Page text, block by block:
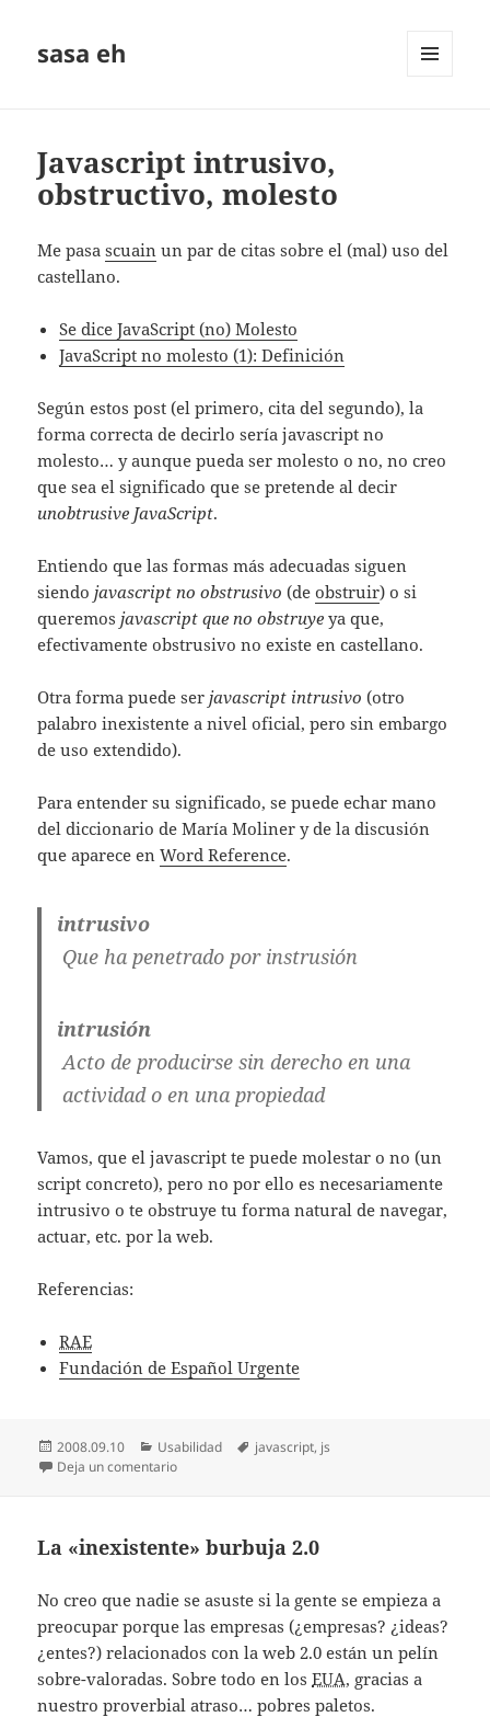
sasa eh
Javascript intrusivo,
obstructivo, molesto
Me pasascuain un par de citas sobre el (mal) uso del
castellano.
Se dice JavaScript (no) Molesto
JavaScript no molesto (1): Definición
Según estos post (el primero, cita del segundo), la
forma correcta de decirlo serí­a javascript no
molesto… y aunque pueda ser molesto o no, no creo
que sea el significado que se pretende al decir
unobtrusive JavaScript.
Entiendo que las formas más adecuadas siguen
siendojavascript no obstrusivo (deobstruir) o si
queremosjavascript que no obstruye ya que,
efectivamente obstrusivo no existe en castellano.
Otra forma puede serjavascript intrusivo (otro
palabro inexistente a nivel oficial, pero sin embargo
de uso extendido).
Para entender su significado, se puede echar mano
del diccionario de Marí­a Moliner y de la discusión
que aparece enWord Reference.
intrusivo
Que ha penetrado por instrusión
intrusión
Acto de producirse sin derecho en una
actividad o en una propiedad
Vamos, que el javascript te puede molestar o no (un
script concreto), pero no por ello es necesariamente
intrusivo o te obstruye tu forma natural de navegar,
actuar, etc. por la web.
Referencias:
RAE
Fundación de Español Urgente
Publicado
el
2008.09.10 Categorías
Usabilidad Etiquetas
javascript, js
Deja un comentarioen Javascript intrusivo, obstructivo, molesto
La «inexistente» burbuja 2.0
No creo que nadie se asuste si la gente se empieza a
preocupar porque las empresas (¿empresas? ¿ideas?
¿entes?) relacionados con la web 2.0 están un pelí­n
sobre-valoradas. Sobre todo en losEUA, gracias a
nuestro proverbial atraso… pobres paletos.